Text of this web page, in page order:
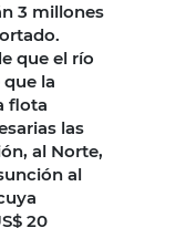
3 millones
que el río
la
flota
las
al Norte,
al
20